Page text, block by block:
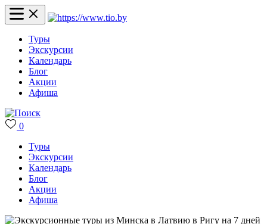
Туры
Экскурсии
Календарь
Блог
Акции
Афиша
0
Туры
Экскурсии
Календарь
Блог
Акции
Афиша